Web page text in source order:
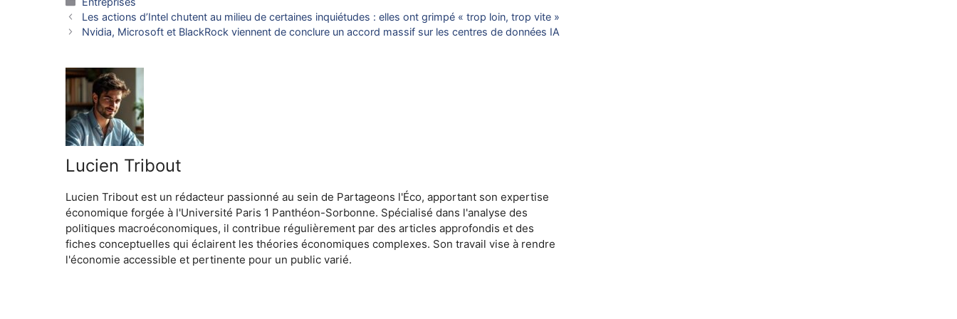
Les actions d’Intel chutent au milieu de certaines inquiétudes : elles ont grimpé « trop loin, trop vite »
Nvidia, Microsoft et BlackRock viennent de conclure un accord massif sur les centres de données IA
Lucien Tribout
Lucien Tribout est un rédacteur passionné au sein de Partageons l'Éco, apportant son expertise
économique forgée à l'Université Paris 1 Panthéon-Sorbonne. Spécialisé dans l'analyse des
politiques macroéconomiques, il contribue régulièrement par des articles approfondis et des
fiches conceptuelles qui éclairent les théories économiques complexes. Son travail vise à rendre
l'économie accessible et pertinente pour un public varié.